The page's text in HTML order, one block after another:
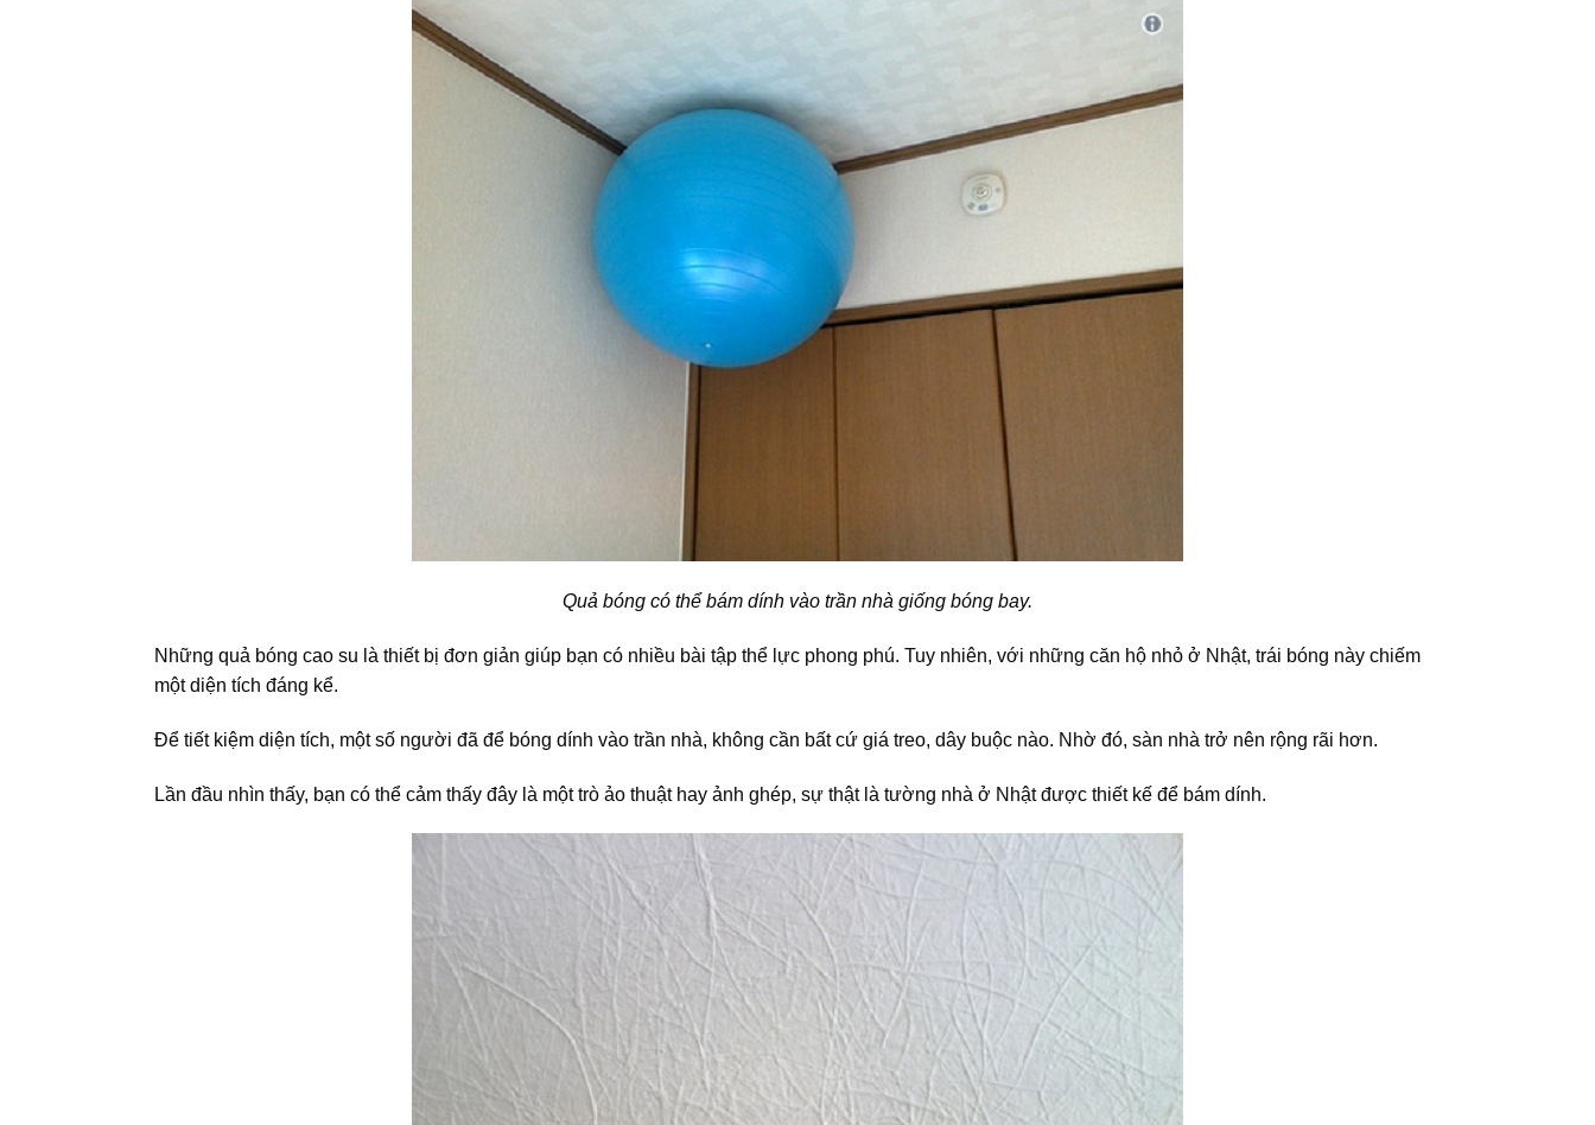
Quả bóng có thể bám dính vào trần nhà giống bóng bay.
Những quả bóng cao su là thiết bị đơn giản giúp bạn có nhiều bài tập thể lực phong phú. Tuy nhiên, với những căn hộ nhỏ ở Nhật, trái bóng này chiếm
một diện tích đáng kể.
Để tiết kiệm diện tích, một số người đã để bóng dính vào trần nhà, không cần bất cứ giá treo, dây buộc nào. Nhờ đó, sàn nhà trở nên rộng rãi hơn.
Lần đầu nhìn thấy, bạn có thể cảm thấy đây là một trò ảo thuật hay ảnh ghép, sự thật là tường nhà ở Nhật được thiết kế để bám dính.